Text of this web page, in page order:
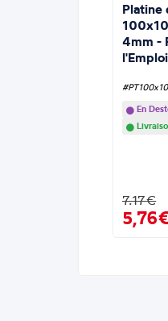
Platine
4mm -
l'Emploi
En
7.17€